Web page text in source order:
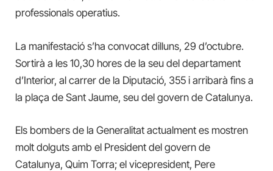
professionals operatius.
La manifestació s’ha convocat dilluns, 29 d’octubre.
Sortirà a les 10,30 hores de la seu del departament
d’Interior, al carrer de la Diputació, 355 i arribarà fins a
la plaça de Sant Jaume, seu del govern de Catalunya.
Els bombers de la Generalitat actualment es mostren
molt dolguts amb el President del govern de
Catalunya, Quim Torra; el vicepresident, Pere